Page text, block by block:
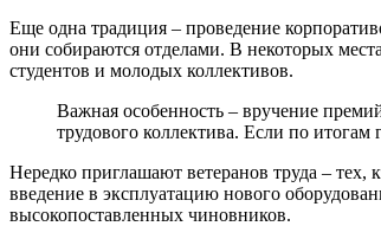
Еще одна традиция – проведение
они собираются отделами. В некоторых
студентов и молодых коллективов.
Важная особенность – вручение
трудового коллектива. Если по
Нередко приглашают ветеранов труда –
введение в эксплуатацию нового
высокопоставленных чиновников.